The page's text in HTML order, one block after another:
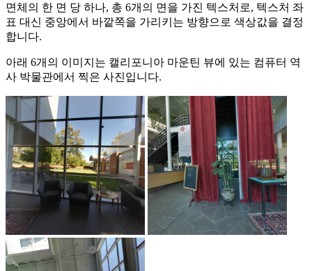
면체의 한 면 당 하나, 총 6개의 면을 가진 텍스처로, 텍스처 좌
표 대신 중앙에서 바깥쪽을 가리키는 방향으로 색상값을 결정
합니다.
아래 6개의 이미지는 캘리포니아 마운틴 뷰에 있는 컴퓨터 역
사 박물관에서 찍은 사진입니다.